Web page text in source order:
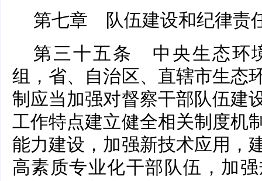
第七章 队伍建设和纪律责
第三十五条 中央生态环
组，省、自治区、直辖市生态
制应当加强对督察干部队伍建
工作特点建立健全相关制度机
能力建设，加强新技术应用，
高素质专业化干部队伍，加